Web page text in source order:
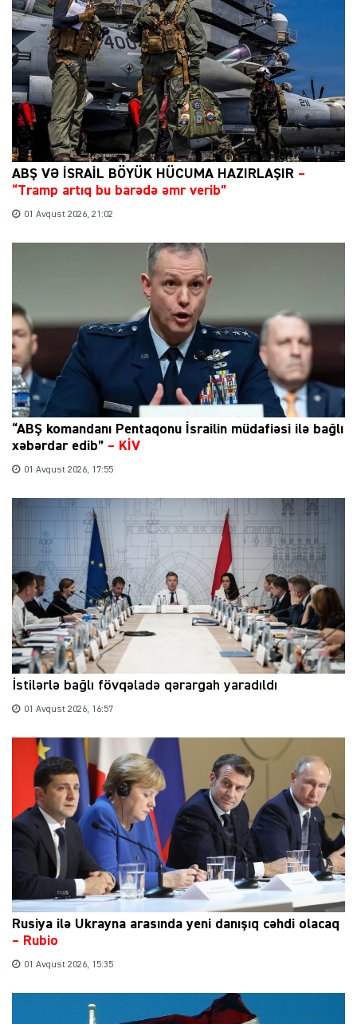
ABŞ VƏ İSRAİL BÖYÜK HÜCUMA HAZIRLAŞIR –
“Tramp artıq bu barədə əmr verib”
01 Avqust 2026, 21:02
“ABŞ komandanı Pentaqonu İsrailin müdafiəsi ilə bağlı
xəbərdar edib” – KİV
01 Avqust 2026, 17:55
İstilərlə bağlı fövqəladə qərargah yaradıldı
01 Avqust 2026, 16:57
Rusiya ilə Ukrayna arasında yeni danışıq cəhdi olacaq
– Rubio
01 Avqust 2026, 15:35